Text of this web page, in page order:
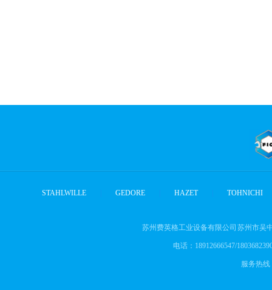
STAHLWILLE GEDORE HAZET TOHNICHI
苏州费英格工业设备有限公司 苏州市吴
电话：18912666547/
服务热线